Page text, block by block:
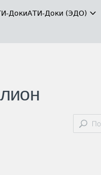
ДокиАТИ-Доки (ЭДО)